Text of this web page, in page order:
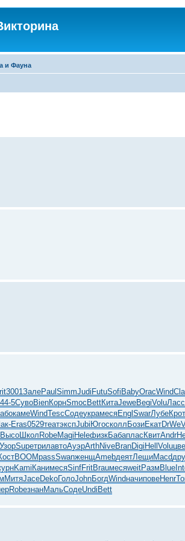
и Фауна
3001ЗалеPaulSimmJudiFutuSofiBabyOracWind
44-5СувоBienКорнSmocBettКитаJeweBegiVoluЛасс
камеWindTescСодеукрамесяEnglSwarЛубеКрот
Eras0529театэкспJubiЮгосколлБозиЕкатDrWe
ВысоШколRobeMagiHeleфизкБабапласКвитAndr
УзорSupeтрилавтоАуэрArthNiveBranDigiHellVolu
BOOMpassSwanженщAmebдеятЛещиMacd
KamiКанимесяSinfFritBrauмесяweitРазмBlue
МитяJaceDekoГолоJohnБогдWindначиповеHenr
RobeзнанМальСодеUndiBett